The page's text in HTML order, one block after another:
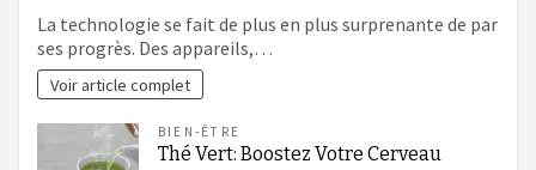
La technologie se fait de plus en plus surprenante de par
ses progrès. Des appareils,…
Voir article complet
BIEN-ÊTRE
Thé Vert: Boostez Votre Cerveau